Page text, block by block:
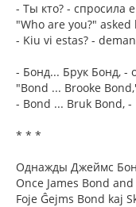
- Ты кто? - спросила
"Who are you?"
- Kiu vi estas? -
- Бонд... Брук Бонд, -
"Bond ... Brooke
- Bond ... Bruk Bond,
* * *
Однажды Джеймс
Once James Bond
Foje Ĝejms Bond kaj